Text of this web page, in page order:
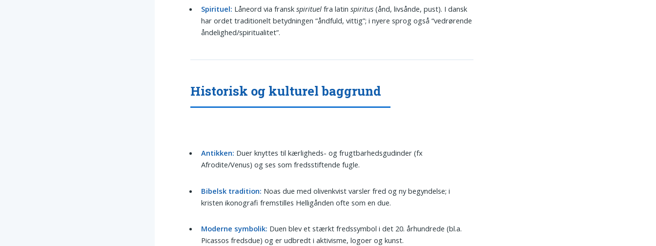
Spirituel: Låneord via franskspirituel fra latinspiritus (ånd, livsånde, pust). I dansk
har ordet traditionelt betydningen “åndfuld, vittig”; i nyere sprog også “vedrørende
åndelighed/spiritualitet”.
Historisk og kulturel baggrund
Antikken: Duer knyttes til kærligheds- og frugtbarhedsgudinder (fx
Afrodite/Venus) og ses som fredsstiftende fugle.
Bibelsk tradition: Noas due med olivenkvist varsler fred og ny begyndelse; i
kristen ikonografi fremstilles Helligånden ofte som en due.
Moderne symbolik: Duen blev et stærkt fredssymbol i det 20. århundrede (bl.a.
Picassos fredsdue) og er udbredt i aktivisme, logoer og kunst.